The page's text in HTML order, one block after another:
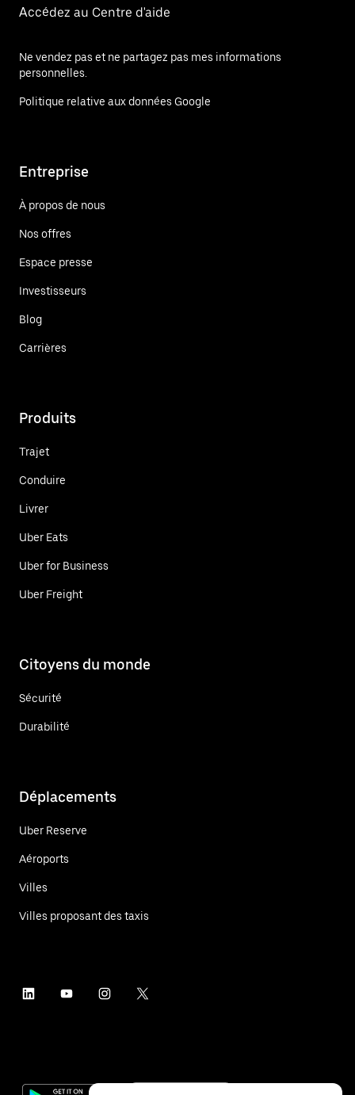
Accédez au Centre d'aide
Ne vendez pas et ne partagez pas mes informations
personnelles.
Politique relative aux données Google
Entreprise
À propos de nous
Nos offres
Espace presse
Investisseurs
Blog
Carrières
Produits
Trajet
Conduire
Livrer
Uber Eats
Uber for Business
Uber Freight
Citoyens du monde
Sécurité
Durabilité
Déplacements
Uber Reserve
Aéroports
Villes
Villes proposant des taxis